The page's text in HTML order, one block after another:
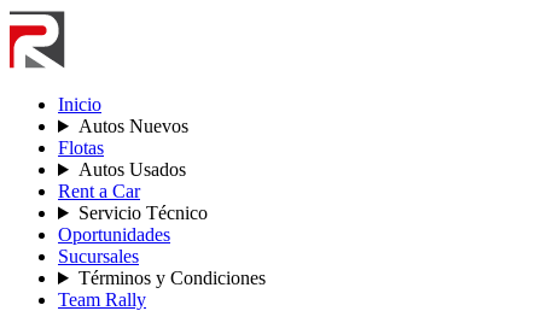
Inicio
Autos Nuevos
Flotas
Autos Usados
Rent a Car
Servicio Técnico
Oportunidades
Sucursales
Términos y Condiciones
Team Rally